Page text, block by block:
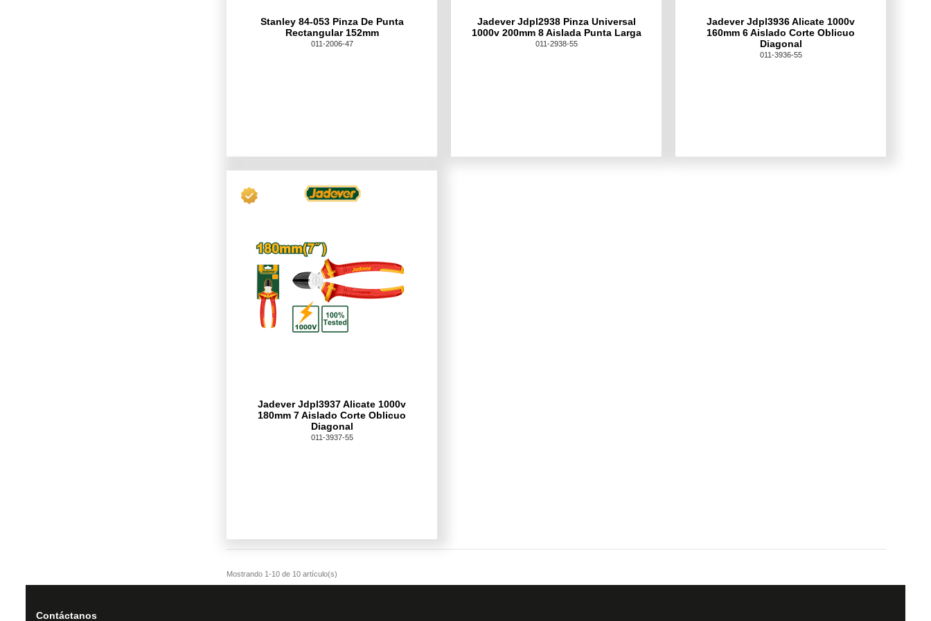
Stanley 84-053 Pinza De Punta
Rectangular 152mm
011-2006-47
Jadever Jdpl2938 Pinza Universal
1000v 200mm 8 Aislada Punta Larga
011-2938-55
Jadever Jdpl3936 Alicate 1000v
160mm 6 Aislado Corte Oblicuo
Diagonal
011-3936-55
Jadever Jdpl3937 Alicate 1000v
180mm 7 Aislado Corte Oblicuo
Diagonal
011-3937-55
Contáctanos